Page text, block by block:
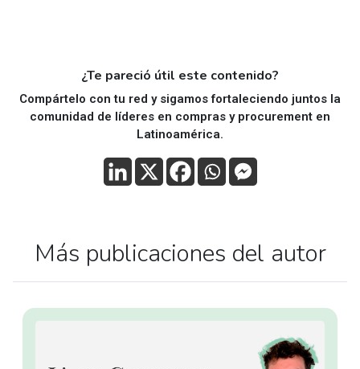
¿Te pareció útil este contenido?
Compártelo con tu red y sigamos fortaleciendo juntos la
comunidad de líderes en compras y procurement en
Latinoamérica.
Más publicaciones del autor